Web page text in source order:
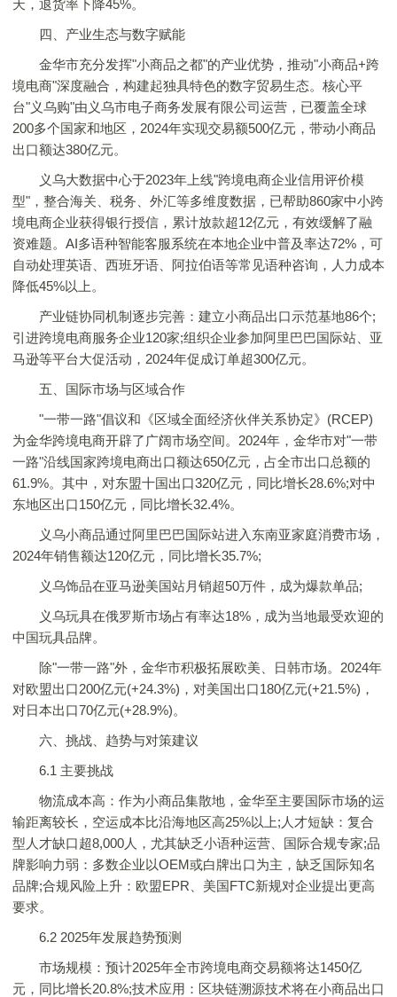
天，退货率下降45%。
四、产业生态与数字赋能
金华市充分发挥"小商品之都"的产业优势，推动"小商品+跨
境电商"深度融合，构建起独具特色的数字贸易生态。核心平
台"义乌购"由义乌市电子商务发展有限公司运营，已覆盖全球
200多个国家和地区，2024年实现交易额500亿元，带动小商品
出口额达380亿元。
义乌大数据中心于2023年上线"跨境电商企业信用评价模
型"，整合海关、税务、外汇等多维度数据，已帮助860家中小跨
境电商企业获得银行授信，累计放款超12亿元，有效缓解了融
资难题。AI多语种智能客服系统在本地企业中普及率达72%，可
自动处理英语、西班牙语、阿拉伯语等常见语种咨询，人力成本
降低45%以上。
产业链协同机制逐步完善：建立小商品出口示范基地86个;
引进跨境电商服务企业120家;组织企业参加阿里巴巴国际站、亚
马逊等平台大促活动，2024年促成订单超300亿元。
五、国际市场与区域合作
"一带一路"倡议和《区域全面经济伙伴关系协定》(RCEP)
为金华跨境电商开辟了广阔市场空间。2024年，金华市对"一带
一路"沿线国家跨境电商出口额达650亿元，占全市出口总额的
61.9%。其中，对东盟十国出口320亿元，同比增长28.6%;对中
东地区出口150亿元，同比增长32.4%。
义乌小商品通过阿里巴巴国际站进入东南亚家庭消费市场，
2024年销售额达120亿元，同比增长35.7%;
义乌饰品在亚马逊美国站月销超50万件，成为爆款单品;
义乌玩具在俄罗斯市场占有率达18%，成为当地最受欢迎的
中国玩具品牌。
除"一带一路"外，金华市积极拓展欧美、日韩市场。2024年
对欧盟出口200亿元(+24.3%)，对美国出口180亿元(+21.5%)，
对日本出口70亿元(+28.9%)。
六、挑战、趋势与对策建议
6.1 主要挑战
物流成本高：作为小商品集散地，金华至主要国际市场的运
输距离较长，空运成本比沿海地区高25%以上;人才短缺：复合
型人才缺口超8,000人，尤其缺乏小语种运营、国际合规专家;品
牌影响力弱：多数企业以OEM或白牌出口为主，缺乏国际知名
品牌;合规风险上升：欧盟EPR、美国FTC新规对企业提出更高
要求。
6.2 2025年发展趋势预测
市场规模：预计2025年全市跨境电商交易额将达1450亿
元，同比增长20.8%;技术应用：区块链溯源技术将在小商品出口